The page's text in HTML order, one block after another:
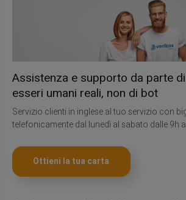
Assistenza e supporto da parte di
esseri umani reali, non di bot
Servizio clienti in inglese al tuo servizio con
telefonicamente dal lunedì al sabato dalle 9h
Ottieni la tua carta